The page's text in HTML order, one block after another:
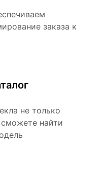
заказа к
не только
найти